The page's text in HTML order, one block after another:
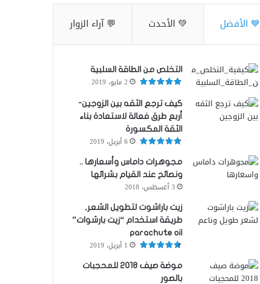
💙 الأفضل 💚 الأحدث 💬 آراء الزوار
التخلص من الطاقة السلبية
2 مايو، 2019
كيف ترجع الثقه بين الزوجين-
أربع طرق فعالة لاستعادة بناء
الثقة المكسورة
6 أبريل، 2019
مجوهرات داماس وأسعارها ..
ونصائح عند القيام بشرائها
3 أغسطس، 2018
زيت باراشوت لتطويل الشعر,
طريقة استخدام “زيت بارشوات”
parachute oil
1 أبريل، 2019
موضة صيف 2018 للمحجبات
بالصور